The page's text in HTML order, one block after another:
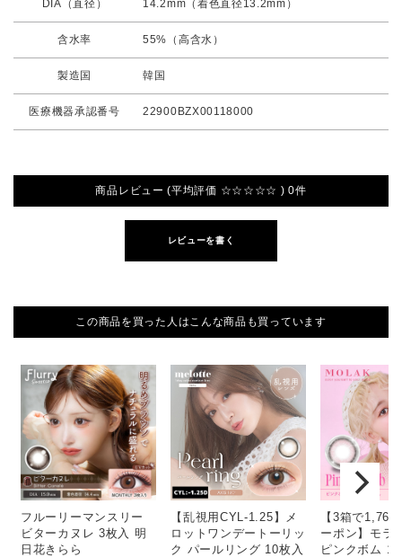
DIA（直径） 14.2mm（着色直径13.2mm）
含水率 55%（高含水）
製造国 韓国
医療機器承認番号 22900BZX00118000
商品レビュー (平均評価 ☆☆☆☆☆ ) 0件
レビューを書く
この商品を買った人はこんな商品も買っています
フルーリーマンスリー
ビターカヌレ 3枚入 明
日花きらら
【乱視用CYL-1.25】メ
ロットワンデートーリッ
ク パールリング 10枚入
【3箱で1,760
ーポン】モラ
ピンクボム